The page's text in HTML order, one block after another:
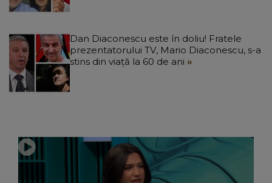
Dan Diaconescu este în doliu! Fratele
prezentatorului TV, Mario Diaconescu, s-a
stins din viață la 60 de ani